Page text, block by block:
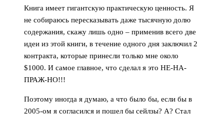
Книга имеет гигантскую практическую ценность. Я
не собираюсь пересказывать даже тысячную долю
содержания, скажу лишь одно – применив всего две
идеи из этой книги, в течение одного дня заключил 2
контракта, которые принесли только мне около
$1000. И самое главное, что сделал я это НЕ-НА-
ПРАЖ-НО!!!
Поэтому иногда я думаю, а что было бы, если бы в
2005-ом я согласился и пошел бы сейлзы? А? Стал